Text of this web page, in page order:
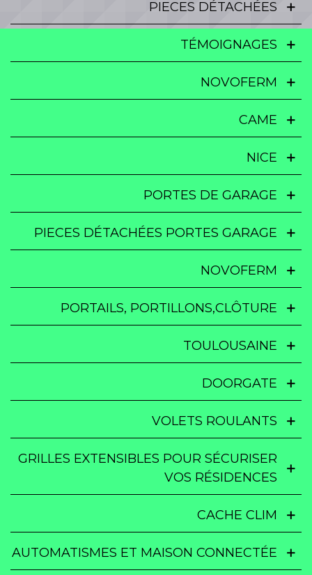
PIECES DÉTACHÉES
TÉMOIGNAGES
NOVOFERM
CAME
NICE
PORTES DE GARAGE
PIECES DÉTACHÉES PORTES GARAGE
NOVOFERM
PORTAILS, PORTILLONS,CLÔTURE
TOULOUSAINE
DOORGATE
VOLETS ROULANTS
GRILLES EXTENSIBLES POUR SÉCURISER
VOS RÉSIDENCES
CACHE CLIM
AUTOMATISMES ET MAISON CONNECTÉE